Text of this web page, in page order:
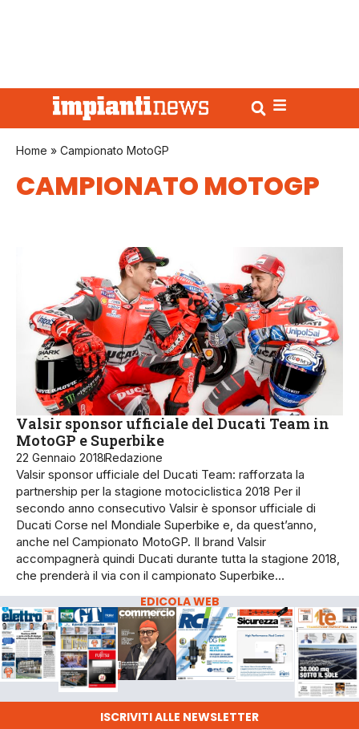
Home » Campionato MotoGP
CAMPIONATO MOTOGP
Valsir sponsor ufficiale del Ducati Team in
MotoGP e Superbike
22 Gennaio 2018Redazione
Valsir sponsor ufficiale del Ducati Team: rafforzata la
partnership per la stagione motociclistica 2018 Per il
secondo anno consecutivo Valsir è sponsor ufficiale di
Ducati Corse nel Mondiale Superbike e, da quest’anno,
anche nel Campionato MotoGP. Il brand Valsir
accompagnerà quindi Ducati durante tutta la stagione 2018,
che prenderà il via con il campionato Superbike…
EDICOLA WEB
ISCRIVITI ALLE NEWSLETTER